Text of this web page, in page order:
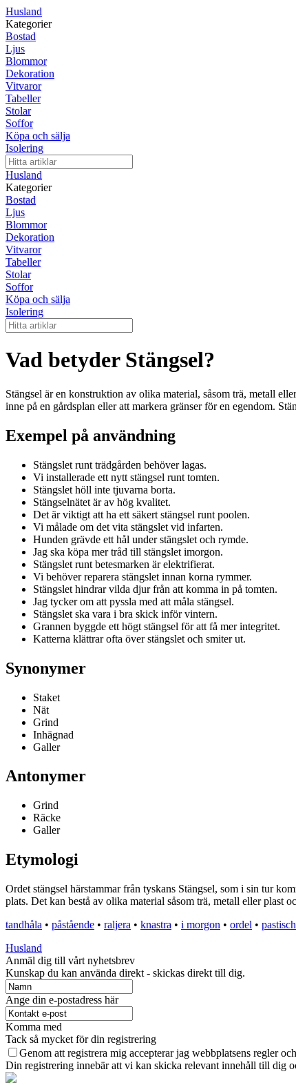
Husland
Kategorier
Bostad
Ljus
Blommor
Dekoration
Vitvaror
Tabeller
Stolar
Soffor
Köpa och sälja
Isolering
Husland
Kategorier
Bostad
Ljus
Blommor
Dekoration
Vitvaror
Tabeller
Stolar
Soffor
Köpa och sälja
Isolering
Vad betyder Stängsel?
Stängsel är en konstruktion av olika material, såsom trä, metall
inne på en gårdsplan eller att markera gränser för en egendom.
Exempel på användning
Stängslet runt trädgården behöver lagas.
Vi installerade ett nytt stängsel runt tomten.
Stängslet höll inte tjuvarna borta.
Stängselnätet är av hög kvalitet.
Det är viktigt att ha ett säkert stängsel runt poolen.
Vi målade om det vita stängslet vid infarten.
Hunden grävde ett hål under stängslet och rymde.
Jag ska köpa mer tråd till stängslet imorgon.
Stängslet runt betesmarken är elektrifierat.
Vi behöver reparera stängslet innan korna rymmer.
Stängslet hindrar vilda djur från att komma in på tomten.
Jag tycker om att pyssla med att måla stängsel.
Stängslet ska vara i bra skick inför vintern.
Grannen byggde ett högt stängsel för att få mer integritet.
Katterna klättrar ofta över stängslet och smiter ut.
Synonymer
Staket
Nät
Grind
Inhägnad
Galler
Antonymer
Grind
Räcke
Galler
Etymologi
Ordet stängsel härstammar från tyskans Stängsel, som i sin tur
plats. Det kan bestå av olika material såsom trä, metall eller plast
tandhåla • påstående • raljera • knastra • i morgon • ordel • pastisch
Husland
Anmäl dig till vårt nyhetsbrev
Kunskap du kan använda direkt - skickas direkt till dig.
Ange din e-postadress här
Komma med
Tack så mycket för din registrering
Genom att registrera mig accepterar jag webbplatsens regler
Din registrering innebär att vi kan skicka relevant innehåll till dig